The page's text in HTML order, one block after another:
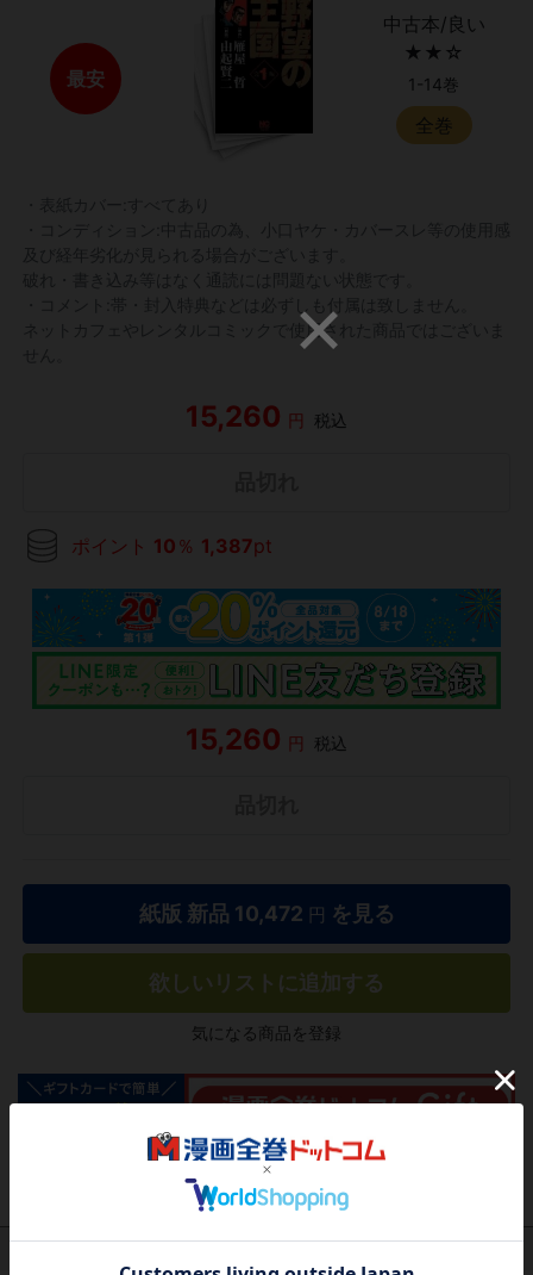
最安
中古本/良い
★★☆
1-14巻
全巻
ネットカフェやレンタルコミックで使用された商品ではございま
15,260 円 税込
ポイント 10 ％ 1,387pt
15,260 円 税込
紙版 新品 10,472 円 を見る
欲しいリストに追加する
気になる商品を登録
作品レビュー